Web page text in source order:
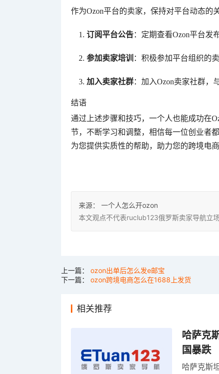
作为Ozon平台的卖家，保持对平台动态的
订阅平台公告：定期查看Ozon平台发
参加卖家培训 ：积极参加平台组织的
加入卖家社群：加入Ozon卖家社群，
结语
通过上述步骤和技巧，一个人也能成功在
节，不断学习和调整，相信每一位创业者
为您提供实质性的帮助，助力您的跨境电
来源：
一个人怎么开ozon
本文观点不代表ruclub123俄罗斯卖家导航立
上一篇： ozon出单后怎么发e邮宝
下一篇： ozon跨境电商怎么在1688上发货
相关推荐
哈萨克
国暴跌
哈萨克斯